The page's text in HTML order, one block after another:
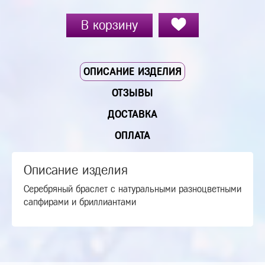
В корзину
ОПИСАНИЕ ИЗДЕЛИЯ
ОТЗЫВЫ
ДОСТАВКА
ОПЛАТА
Описание изделия
Серебряный браслет с натуральными разноцветными
сапфирами и бриллиантами